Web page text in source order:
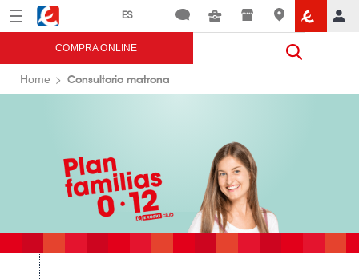
Menú Eroski
COMPRA ONLINE
Home Consultorio matrona